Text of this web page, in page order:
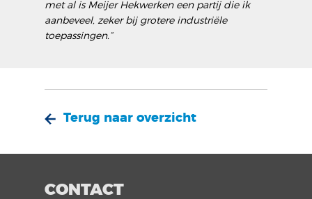
met al is Meijer Hekwerken een partij die ik
aanbeveel, zeker bij grotere industriële
toepassingen.”
Terug naar overzicht
CONTACT